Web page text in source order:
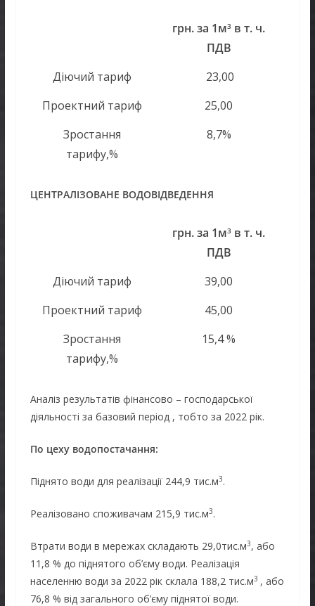
грн. за 1м3 в т. ч.
ПДВ
Діючий тариф
23,00
Проектний тариф
25,00
Зростання
тарифу,%
8,7%
ЦЕНТРАЛІЗОВАНЕ ВОДОВІДВЕДЕННЯ
грн. за 1м3 в т. ч.
ПДВ
Діючий тариф
39,00
Проектний тариф
45,00
Зростання
тарифу,%
15,4 %
Аналіз результатів фінансово – господарської
діяльності за базовий період , тобто за 2022 рік.
По цеху водопостачання:
Піднято води для реалізації 244,9 тис.м3.
Реалізовано споживачам 215,9 тис.м3.
Втрати води в мережах складають 29,0тис.м3, або
11,8 % до піднятого об’єму води. Реалізація
населенню води за 2022 рік склала 188,2 тис.м3 , або
76,8 % від загального об’єму піднятої води.